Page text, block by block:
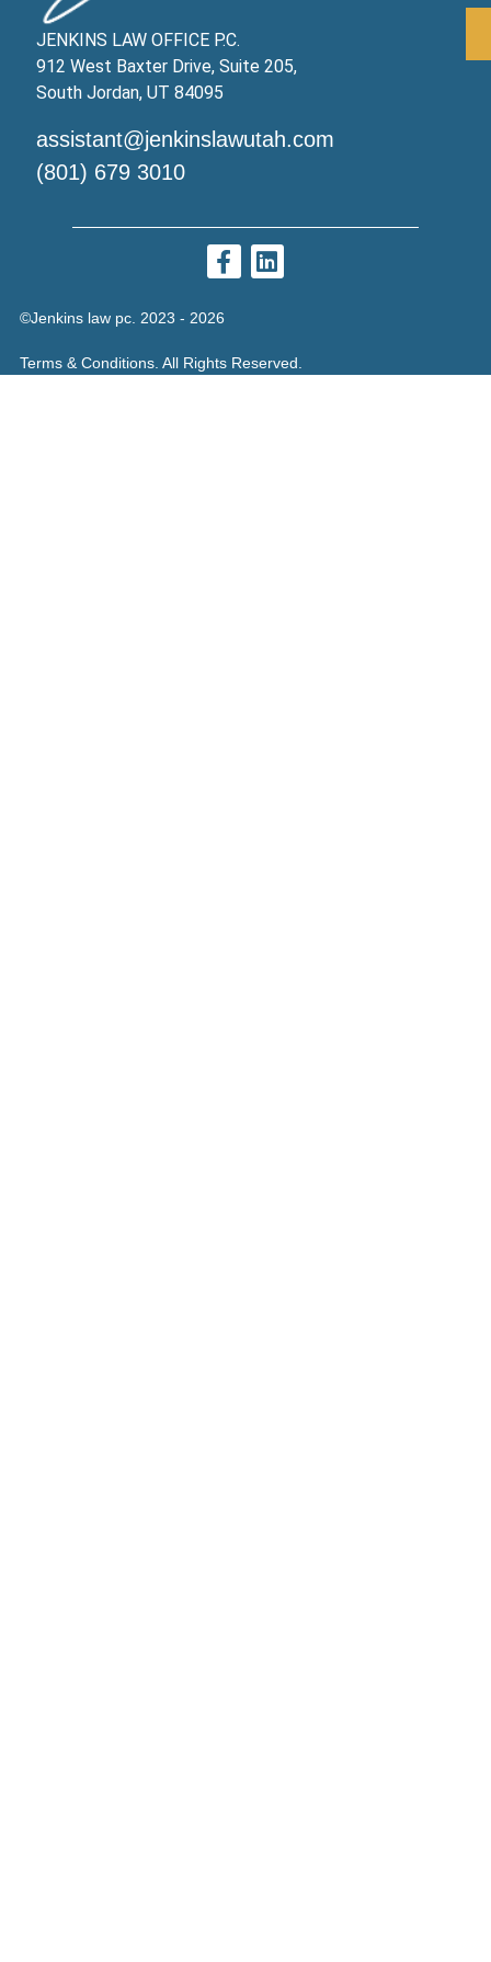
JENKINS LAW OFFICE P.C.
912 West Baxter Drive, Suite 205,
South Jordan, UT 84095
assistant@jenkinslawutah.com
(801) 679 3010
©Jenkins law pc. 2023 - 2026
Terms & Conditions. All Rights Reserved.